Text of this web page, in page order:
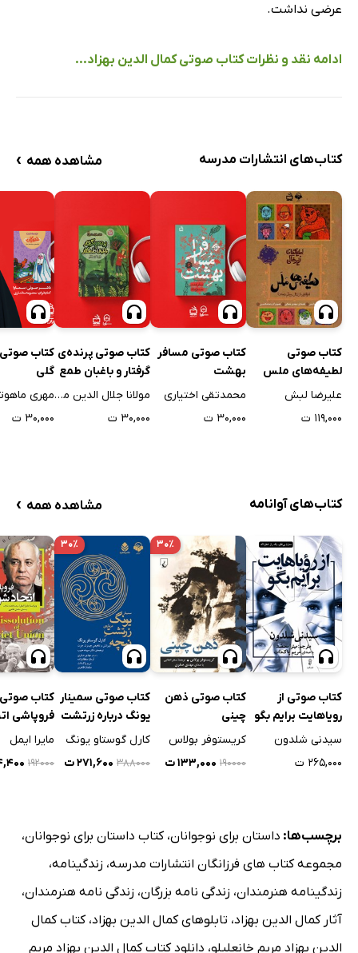
عرضی نداشت.
ادامه نقد و نظرات کتاب صوتی کمال الدین بهزاد...
کتاب‌های انتشارات مدرسه مشاهده همه ›
کتاب صوتی
لطیفه‌های ملس
علیرضا لبش
۱۱۹,۰۰۰ ت
کتاب صوتی مسافر
بهشت
محمدتقی اختیاری
۳۰,۰۰۰ ت
کتاب صوتی پرنده‌ی
گرفتار و باغبان طمع
کار
مولانا جلال الدین محمد بلخی
۳۰,۰۰۰ ت
کتاب
گلی
مهری
۳۰,۰۰۰ ت
کتاب‌های آوانامه مشاهده همه ›
کتاب صوتی از
رویاهایت برایم بگو
سیدنی شلدون
۲۶۵,۰۰۰ ت
۳۰٪
کتاب صوتی ذهن
چینی
کریستوفر بولاس
۱۹۰۰۰۰ ۱۳۳,۰۰۰ ت
۳۰٪
کتاب صوتی سمینار
یونگ درباره زرتشت
نیچه
کارل گوستاو یونگ
۳۸۸۰۰۰ ۲۷۱,۶۰۰ ت
کتاب صوتی
فروپاشی
شوروی
مایرا ایمل
۱۹۲۰۰۰
برچسب‌ها: داستان برای نوجوانان،کتاب داستان برای نوجوانان،
مجموعه کتاب های فرزانگان انتشارات مدرسه، زندگینامه،
زندگینامه هنرمندان، زندگی نامه بزرگان، زندگی نامه هنرمندان،
آثار کمال الدین بهزاد، تابلوهای کمال الدین بهزاد،کتاب کمال
الدین بهزاد مریم خانعلیلو، دانلود کتاب کمال الدین بهزاد مریم